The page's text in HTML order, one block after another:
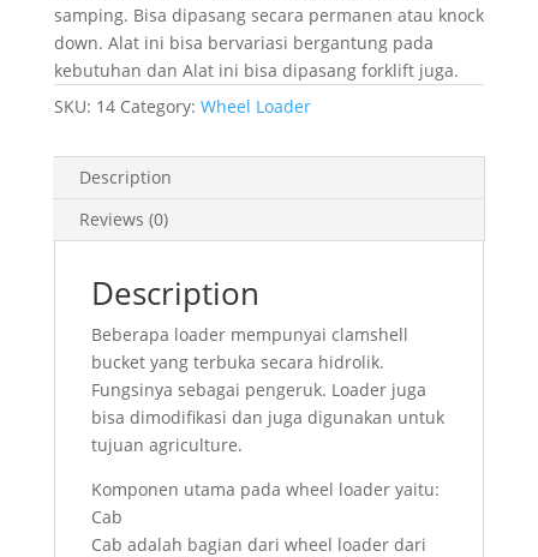
samping. Bisa dipasang secara permanen atau knock
down. Alat ini bisa bervariasi bergantung pada
kebutuhan dan Alat ini bisa dipasang forklift juga.
SKU: 14 Category: Wheel Loader
Description
Reviews (0)
Description
Beberapa loader mempunyai clamshell
bucket yang terbuka secara hidrolik.
Fungsinya sebagai pengeruk. Loader juga
bisa dimodifikasi dan juga digunakan untuk
tujuan agriculture.
Komponen utama pada wheel loader yaitu:
Cab
Cab adalah bagian dari wheel loader dari